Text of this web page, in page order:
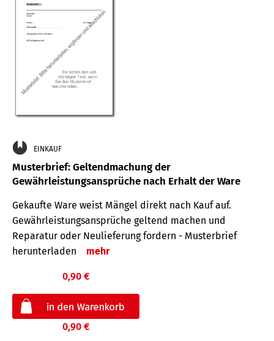
EINKAUF
Musterbrief: Geltendmachung der
Gewährleistungsansprüche nach Erhalt der Ware
Gekaufte Ware weist Mängel direkt nach Kauf auf.
Gewährleistungsansprüche geltend machen und
Reparatur oder Neulieferung fordern - Musterbrief
herunterladen
mehr
0,90 €
0,90 €